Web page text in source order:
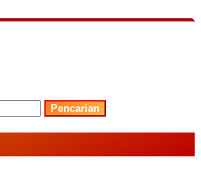
Pencarian